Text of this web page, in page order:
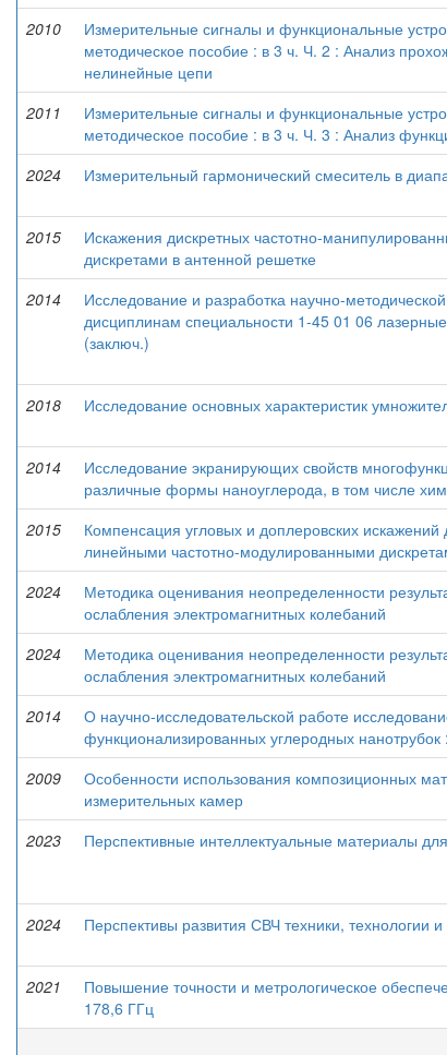
2010
Измерительные сигналы и функциональные
методическое пособие : в 3 ч. Ч. 2 : Анализ
нелинейные цепи
2011
Измерительные сигналы и функциональные
методическое пособие : в 3 ч. Ч. 3 : Анализ
2024 Измерительный гармонический смеситель в
2015
Искажения дискретных частотно-
дискретами в антенной решетке
2014
Исследование и разработка научно-
дисциплинам специальности 1-45 01 06
(заключ.)
2018
Исследование основных характеристик
2014
Исследование экранирующих свойств
различные формы наноуглерода, в том числе
2015
Компенсация угловых и доплеровских
линейными частотно-модулированными
2024
Методика оценивания неопределенности
ослабления электромагнитных колебаний
2024
Методика оценивания неопределенности
ослабления электромагнитных колебаний
2014
О научно-исследовательской работе
функционализированных углеродных
2009
Особенности использования композиционных
измерительных камер
2023 Перспективные интеллектуальные материалы
2024
Перспективы развития СВЧ техники, технологии
2021
Повышение точности и метрологическое
178,6 ГГц